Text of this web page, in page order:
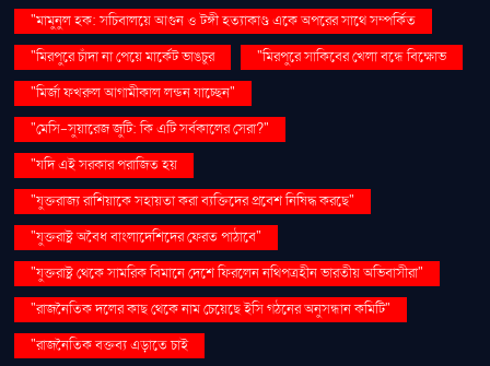
"মামুনুল হক: সচিবালয়ে আগুন ও টঙ্গী হত্যাকাণ্ড একে অপরের সাথে সম্পর্কিত
"মিরপুরে চাঁদা না পেয়ে মার্কেট ভাঙচুর
"মিরপুরে সাকিবের খেলা বন্ধে বিক্ষোভ
"মির্জা ফখরুল আগামীকাল লন্ডন যাচ্ছেন"
"মেসি-সুয়ারেজ জুটি: কি এটি সর্বকালের সেরা?"
"যদি এই সরকার পরাজিত হয়
"যুক্তরাজ্য রাশিয়াকে সহায়তা করা ব্যক্তিদের প্রবেশ নিষিদ্ধ করছে"
"যুক্তরাষ্ট্র অবৈধ বাংলাদেশিদের ফেরত পাঠাবে"
"যুক্তরাষ্ট্র থেকে সামরিক বিমানে দেশে ফিরলেন নথিপত্রহীন ভারতীয় অভিবাসীরা"
"রাজনৈতিক দলের কাছ থেকে নাম চেয়েছে ইসি গঠনের অনুসন্ধান কমিটি"
"রাজনৈতিক বক্তব্য এড়াতে চাই